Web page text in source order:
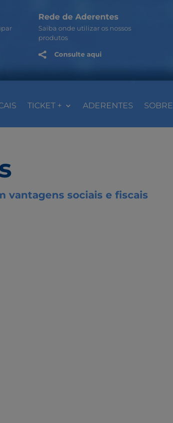
Rede de Aderentes
Saiba onde utilizar os nossos
produtos
 Consulte aqui
TICKET + ADERENTES SOBRE
vantagens sociais e fiscais